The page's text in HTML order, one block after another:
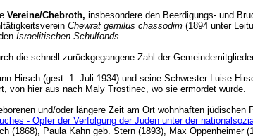
Vereine/Chebroth, insbesondere den Beerdigungs- und
Chewrat gemilus chassodim (1894 unter
Israelitischen Schulfonds.
die schnell zurückgegangene Zahl der
Hirsch (gest. 1. Juli 1934) und seine Schwester Luise
von hier aus nach Maly Trostinec, wo sie ermordet wurde.
und/oder längere Zeit am Ort wohnhaften jüdischen
- Opfer der Verfolgung der Juden unter der
(1868), Paula Kahn geb. Stern (1893), Max Oppenheimer